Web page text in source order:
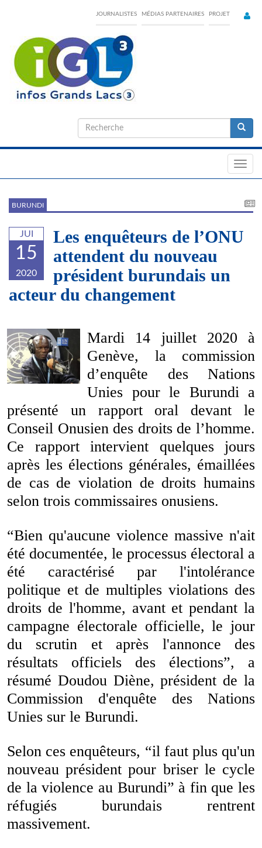
content
JOURNALISTES MÉDIAS PARTENAIRES PROJET
Formulaire
de
BURUNDI
JUI
15
2020
Les enquêteurs de l’ONU
attendent du nouveau
président burundais un
acteur du changement
image1024x768.jpgMardi 14 juillet 2020 à
Genève, la commission
d’enquête des Nations
Unies pour le Burundi a
présenté un rapport oral devant le
Conseil Onusien des droits de l’homme.
Ce rapport intervient quelques jours
après les élections générales, émaillées
de cas de violation de droits humains
selon trois commissaires onusiens.
“Bien qu'aucune violence massive n'ait
été documentée, le processus électoral a
été caractérisé par l'intolérance
politique et de multiples violations des
droits de l'homme, avant et pendant la
campagne électorale officielle, le jour
du scrutin et après l'annonce des
résultats officiels des élections”, a
résumé Doudou Diène, président de la
Commission d'enquête des Nations
Unies sur le Burundi.
Selon ces enquêteurs, “il faut plus qu'un
nouveau président pour briser le cycle
de la violence au Burundi” à fin que les
réfugiés burundais rentrent
massivement.